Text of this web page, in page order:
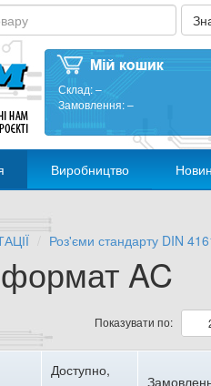
Склад:–
Замовлення:–
Виробництво
Роз'єми стандарту DIN
AC
Показувати по:
Доступно,